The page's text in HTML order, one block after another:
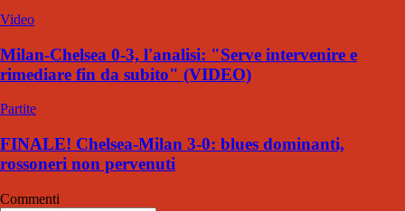
Video
Milan-Chelsea 0-3, l'analisi: "Serve intervenire e
rimediare fin da subito" (VIDEO)
Partite
FINALE! Chelsea-Milan 3-0: blues dominanti,
rossoneri non pervenuti
Commenti